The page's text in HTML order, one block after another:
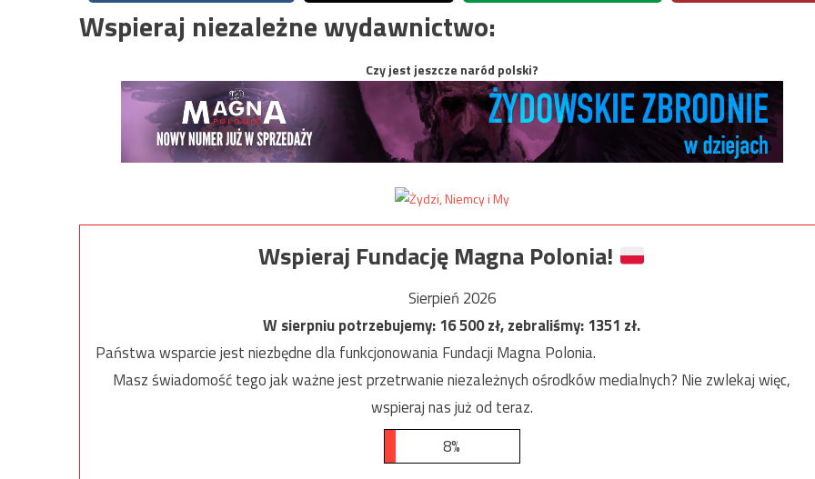
Wspieraj niezależne wydawnictwo:
Czy jest jeszcze naród polski?
Wspieraj Fundację Magna Polonia!
Sierpień 2026
W sierpniu potrzebujemy:16 500zł, zebraliśmy:1351 zł.
Państwa wsparcie jest niezbędne dla funkcjonowania Fundacji Magna Polonia.
Masz świadomość tego jak ważne jest przetrwanie niezależnych ośrodków medialnych? Nie zwlekaj więc,
wspieraj nas już od teraz.
8%